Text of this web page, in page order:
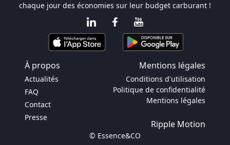
chaque jour des économies sur leur budget carburant !
À propos Mentions légales
Actualités
FAQ
Contact
Presse
Conditions d'utilisation
Politique de confidentialité
Mentions légales
Ripple Motion
© Essence&CO